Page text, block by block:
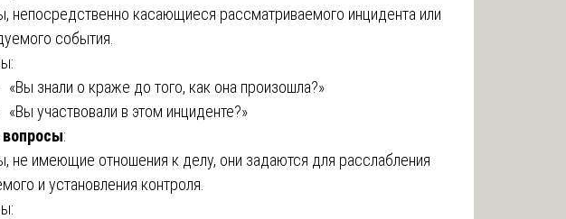
непосредственно касающиеся рассматриваемого инцидента или
события.
«Вы знали о краже до того, как она произошла?»
«Вы участвовали в этом инциденте?»
:
не имеющие отношения к делу, они задаются для расслабления
и установления контроля.